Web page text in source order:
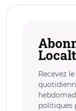
Recevez
politiques